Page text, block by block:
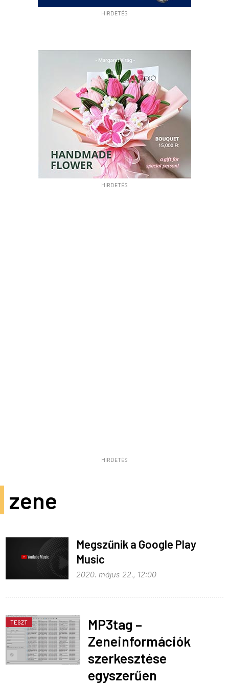
HIRDETÉS
HIRDETÉS
HIRDETÉS
zene
Megszűnik a Google Play
Music
2020. május 22., 12:00
TESZT
MP3tag –
Zeneinformációk
szerkesztése
egyszerűen